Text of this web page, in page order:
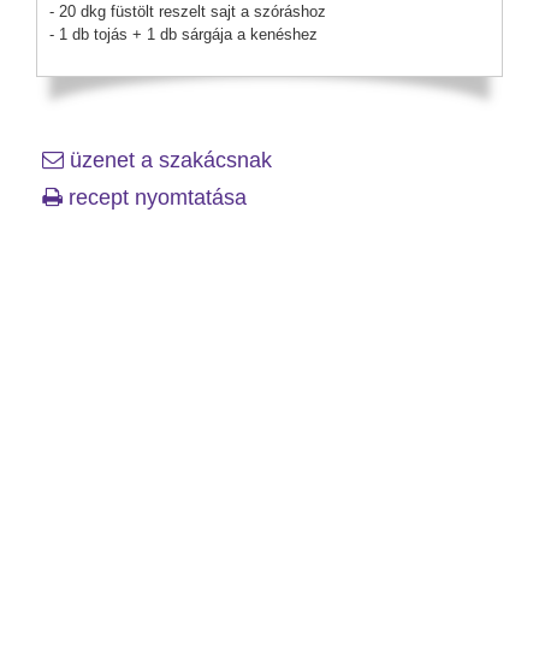
- 20 dkg füstölt reszelt sajt a szóráshoz
- 1 db tojás + 1 db sárgája a kenéshez
üzenet a szakácsnak
recept nyomtatása